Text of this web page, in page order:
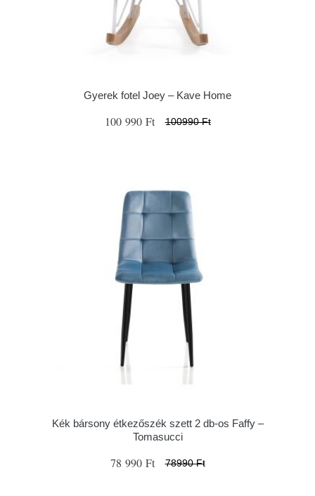
Gyerek fotel Joey – Kave Home
100 990 Ft 100990 Ft
Kék bársony étkezőszék szett 2 db-os Faffy –
Tomasucci
78 990 Ft 78990 Ft